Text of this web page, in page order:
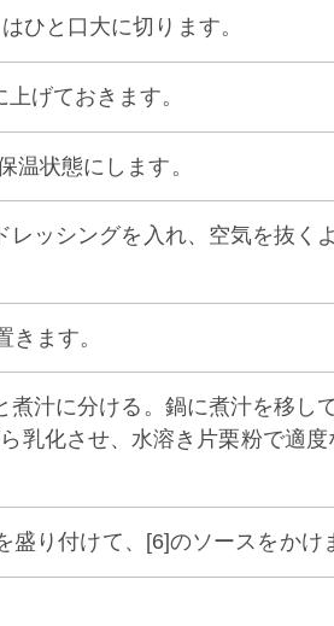
ひと口大に切ります。
げておきます。
温状態にします。
ッシングを入れ、空気を抜く
ます。
汁に分ける。鍋に煮汁を移し
乳化させ、水溶き片栗粉で適
り付けて、[6]のソースをかけ